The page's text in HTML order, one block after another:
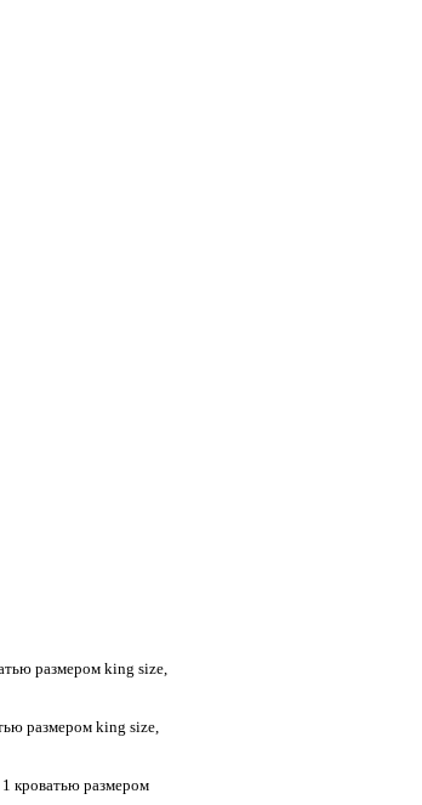
размером king size,
размером king size,
кроватью размером